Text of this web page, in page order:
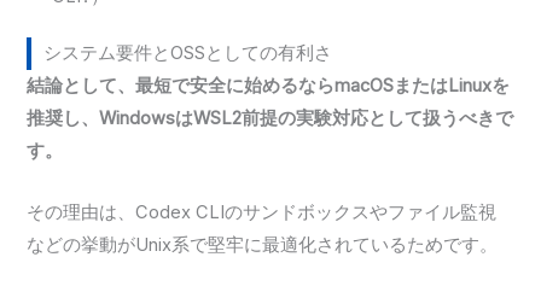
システム要件とOSSとしての有利さ
結論として、最短で安全に始めるならmacOSまたはLinuxを
推奨し、WindowsはWSL2前提の実験対応として扱うべきで
す。
その理由は、Codex CLIのサンドボックスやファイル監視
などの挙動がUnix系で堅牢に最適化されているためです。